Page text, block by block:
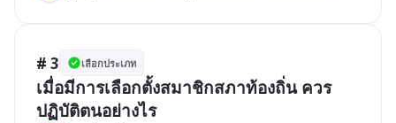
# 3 เลือกประเภท
เมื่อมีการเลือกตั้งสมาชิกสภาท้องถิ่น ควร
ปฏิบัติตนอย่างไร